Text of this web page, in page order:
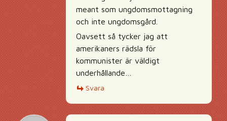
meant som ungdomsmottagning
och inte ungdomsgård.
Oavsett så tycker jag att
amerikaners rädsla för
kommunister är väldigt
underhållande…
Svara